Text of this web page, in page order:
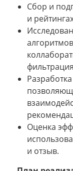
Сбор и
и
Оценка
и отзыв.